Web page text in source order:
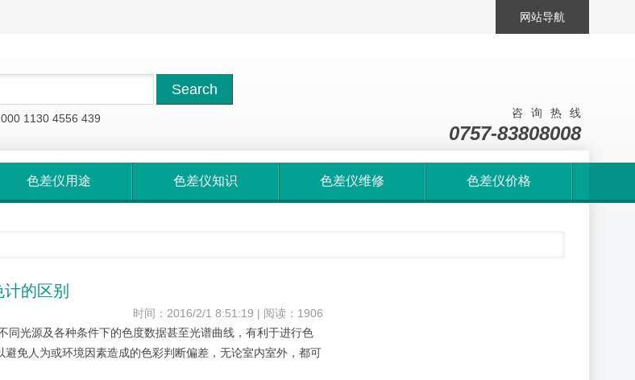
网站导航
1130 4556 439 咨询热线
0757-83808008
色差仪用途 色差仪知识 色差仪维修 色差仪价格
的区别
时间：2016/2/1 8:51:19 | 阅读：1906
光源及各种条件下的色度数据甚至光谱曲线，有利于进行色
免人为或环境因素造成的色彩判断偏差，无论室内室外，都可